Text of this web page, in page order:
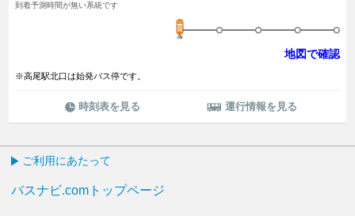
到着予測時間が無い系統です
地図で確認
※高尾駅北口は始発バス停です。
時刻表を見る 運行情報を見る
ご利用にあたって
バスナビ.comトップページ